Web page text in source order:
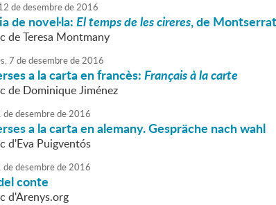
dedesembrede2016
de novel·la:El temps de les cireres, de
de Teresa Montmany
7 dedesembrede2016
a la carta en francès:Français à la carte
de Dominique Jiménez
dedesembrede2016
a la carta en alemany. Gespräche nach wahl
d'Eva Puigventós
dedesembrede2016
conte
d'Arenys.org